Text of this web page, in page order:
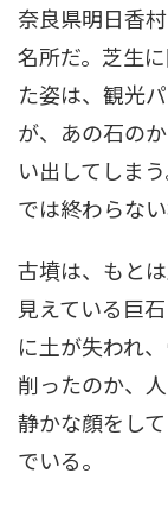
奈良県明日香
名所だ。芝生
た姿は、観光
が、あの石の
い出してしま
では終わらな
古墳は、もと
見えている巨
に土が失われ
削ったのか、
静かな顔をし
でいる。